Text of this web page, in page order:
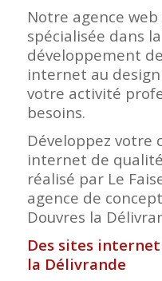
Notre agence
spécialisée dans
développement
internet au
votre activité
besoins.
Développez votre
internet de
réalisé par Le
agence de
Douvres la
Des sites
la Délivrande